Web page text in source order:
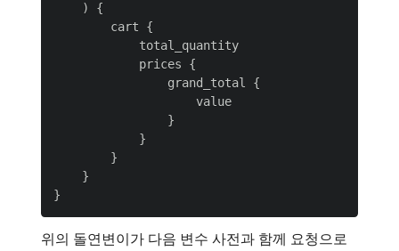
    ) {
        cart {
            total_quantity
            prices {
                grand_total {
                    value
                }
            }
        }
    }
위의 돌연변이가 다음 변수 사전과 함께 요청으로